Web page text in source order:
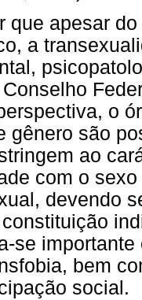
que apesar
a
o
gênero são
ao
com o
devendo
se
bem
social.